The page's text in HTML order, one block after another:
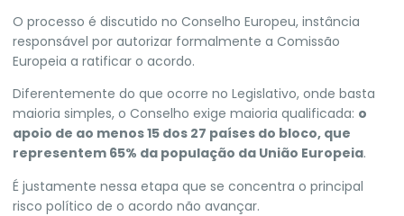
O processo é discutido no Conselho Europeu, instância
responsável por autorizar formalmente a Comissão
Europeia a ratificar o acordo.
Diferentemente do que ocorre no Legislativo, onde basta
maioria simples, o Conselho exige maioria qualificada: o
apoio de ao menos 15 dos 27 países do bloco, que
representem 65% da população da União Europeia.
É justamente nessa etapa que se concentra o principal
risco político de o acordo não avançar.